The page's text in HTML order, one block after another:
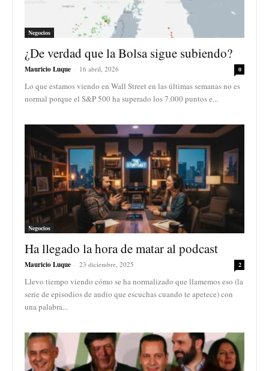
Negocios
¿De verdad que la Bolsa sigue subiendo?
Mauricio Luque - 16 abril, 2026 0
Lo que estamos viendo en Wall Street en las últimas semanas no es
normal porque el S&P 500 ha superado los 7.000 puntos e...
Negocios
Ha llegado la hora de matar al podcast
Mauricio Luque - 23 diciembre, 2025 2
Llevo tiempo viendo cómo se ha normalizado que llamemos eso (la
serie de episodios de audio que escuchas cuando te apetece) con
una palabra...